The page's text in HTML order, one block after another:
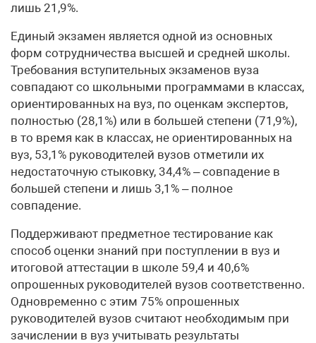
лишь 21,9%.
Единый экзамен является одной из основных
форм сотрудничества высшей и средней школы.
Требования вступительных экзаменов вуза
совпадают со школьными программами в классах,
ориентированных на вуз, по оценкам экспертов,
полностью (28,1%) или в большей степени (71,9%),
в то время как в классах, не ориентированных на
вуз, 53,1% руководителей вузов отметили их
недостаточную стыковку, 34,4% – совпадение в
большей степени и лишь 3,1% – полное
совпадение.
Поддерживают предметное тестирование как
способ оценки знаний при поступлении в вуз и
итоговой аттестации в школе 59,4 и 40,6%
опрошенных руководителей вузов соответственно.
Одновременно с этим 75% опрошенных
руководителей вузов считают необходимым при
зачислении в вуз учитывать результаты